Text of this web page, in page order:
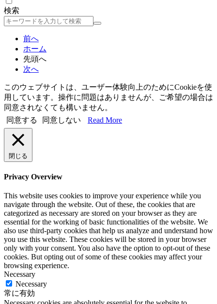
検索
検
前へ
ホーム
先頭へ
次へ
このウェブサイトは、ユーザー体験向上のためにCookieを使
用しています。操作に問題はありませんが、ご希望の場合は
同意されなくても構いません。
同意する
同意しない Read More
閉じる
Privacy Overview
This website uses cookies to improve your experience while you
navigate through the website. Out of these, the cookies that are
categorized as necessary are stored on your browser as they are
essential for the working of basic functionalities of the website. We
also use third-party cookies that help us analyze and understand how
you use this website. These cookies will be stored in your browser
only with your consent. You also have the option to opt-out of these
cookies. But opting out of some of these cookies may affect your
browsing experience.
Necessary
Necessary
常に有効